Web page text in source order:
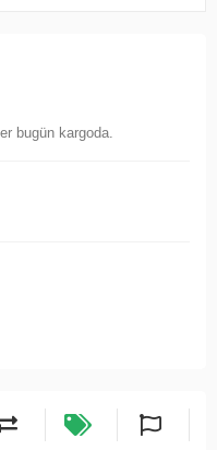
bugün kargoda.